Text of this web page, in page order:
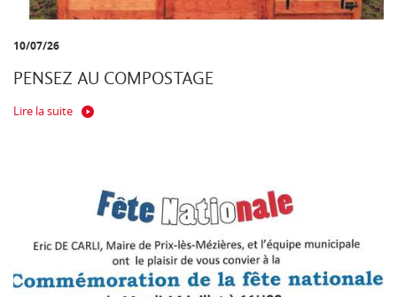
10/07/26
PENSEZ AU COMPOSTAGE
Lire la suite